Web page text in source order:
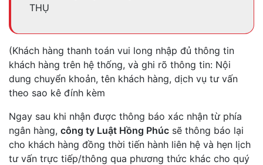
THỤ
(Khách hàng thanh toán vui long nhập đủ thông tin
khách hàng trên hệ thống, và ghi rõ thông tin: Nội
dung chuyển khoản, tên khách hàng, dịch vụ tư vấn
theo sao kê đính kèm
Ngay sau khi nhận được thông báo xác nhận từ phía
ngân hàng, công ty Luật Hồng Phúc sẽ thông báo lại
cho khách hàng đồng thời tiến hành liên hệ và hẹn lịch
tư vấn trực tiếp/thông qua phương thức khác cho quý